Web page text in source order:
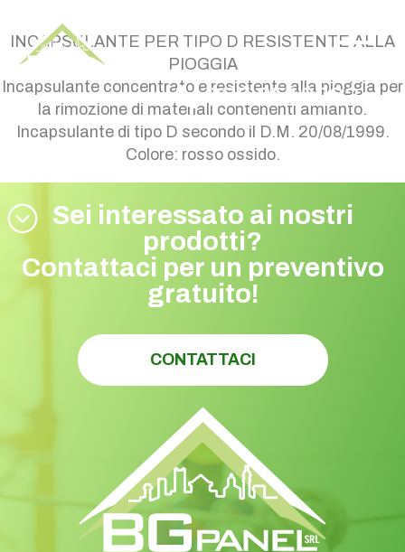
035 0510023
CEMBLOK BASE WR
INCAPSULANTE PER TIPO D RESISTENTE ALLA
PIOGGIA
Incapsulante concentrato e resistente alla pioggia per
la rimozione di materiali contenenti amianto.
Incapsulante di tipo D secondo il D.M. 20/08/1999.
Colore: rosso ossido.
Sei interessato ai nostri
prodotti?
Contattaci per un preventivo
gratuito!
CONTATTACI